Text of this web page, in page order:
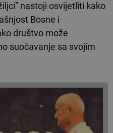
nastoji osvijetliti kako
Bosne i
društvo može
suočavanje sa svojim